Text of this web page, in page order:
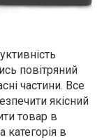
повітряний
частини. Все
якісний
товар в
категорія в